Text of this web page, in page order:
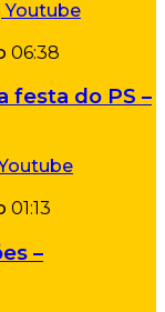
06:38
festa do PS –
01:13
–